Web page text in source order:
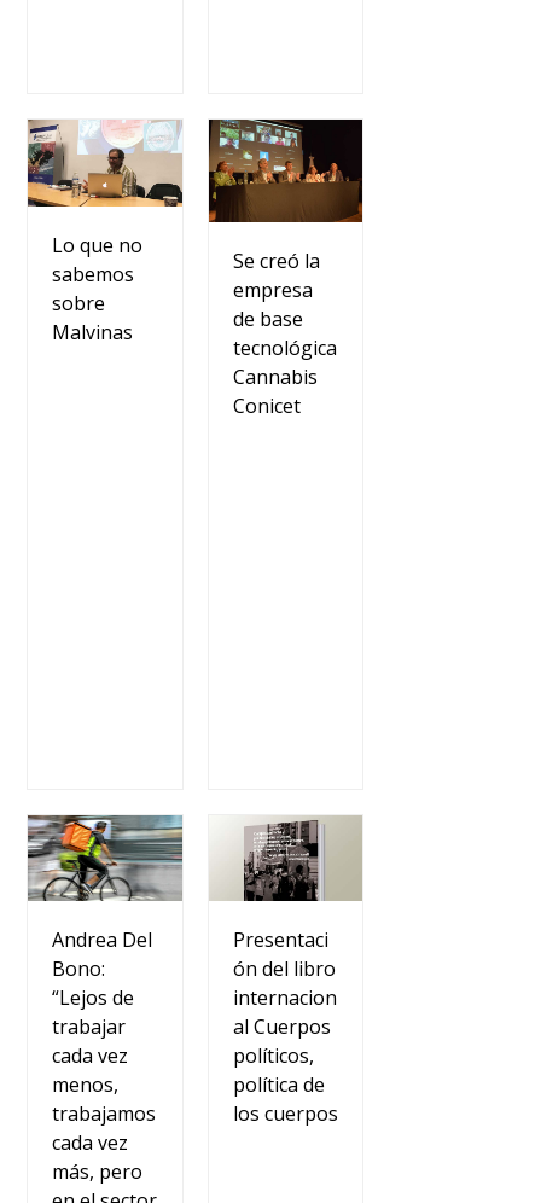
Lo que no
sabemos
sobre
Malvinas
Se creó la
empresa
de base
tecnológica
Cannabis
Conicet
Andrea Del
Bono:
“Lejos de
trabajar
cada vez
menos,
trabajamos
cada vez
más, pero
Presentaci
ón del libro
internacion
al Cuerpos
políticos,
política de
los cuerpos